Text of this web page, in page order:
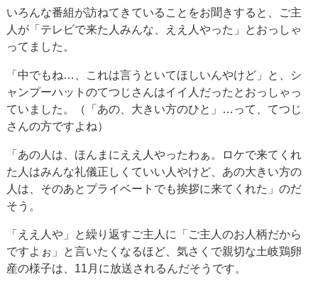
いろんな番組が訪ねてきていることをお聞きすると、ご主
人が「テレビで来た人みんな、ええ人やった」とおっしゃ
ってました。
「中でもね…、これは言うといてほしいんやけど」と、シ
ャンプーハットのてつじさんはイイ人だったとおっしゃっ
ていました。（「あの、大きい方のひと」…って、てつじ
さんの方ですよね）
「あの人は、ほんまにええ人やったわぁ。ロケで来てくれ
た人はみんな礼儀正しくていい人やけど、あの大きい方の
人は、そのあとプライベートでも挨拶に来てくれた」のだ
そう。
「ええ人や」と繰り返すご主人に「ご主人のお人柄だから
ですよぉ」と言いたくなるほど、気さくで親切な土岐鶏卵
産の様子は、11月に放送されるんだそうです。